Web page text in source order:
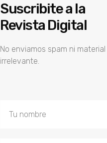
Suscribite a la
Revista Digital
No enviamos spam ni material
irrelevante.